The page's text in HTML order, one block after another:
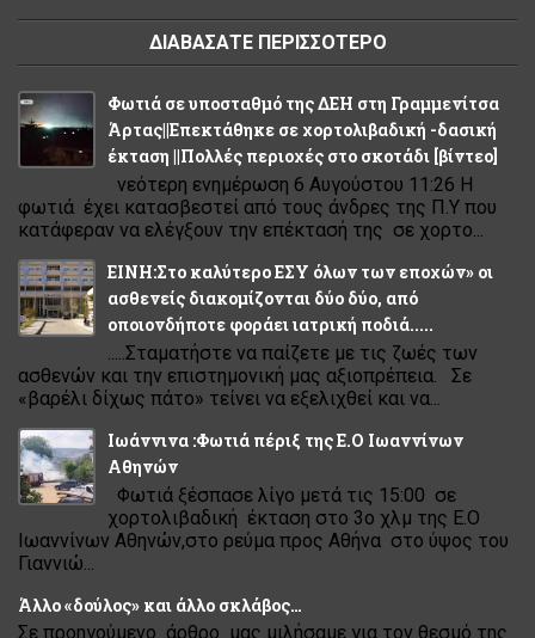
ΔΙΑΒΑΣΑΤΕ ΠΕΡΙΣΣΟΤΕΡΟ
Φωτιά σε υποσταθμό της ΔΕΗ στη Γραμμενίτσα
Άρτας||Επεκτάθηκε σε χορτολιβαδική -δασική
έκταση ||Πολλές περιοχές στο σκοτάδι [βίντεο]
νεότερη ενημέρωση 6 Αυγούστου 11:26 Η
φωτιά έχει κατασβεστεί από τους άνδρες της Π.Υ που
κατάφεραν να ελέγξουν την επέκτασή της σε χορτο...
ΕΙΝΗ:Στο καλύτερο ΕΣΥ όλων των εποχών» οι
ασθενείς διακομίζονται δύο δύο, από
οποιονδήποτε φοράει ιατρική ποδιά.....
.....Σταματήστε να παίζετε με τις ζωές των
ασθενών και την επιστημονική μας αξιοπρέπεια. Σε
«βαρέλι δίχως πάτο» τείνει να εξελιχθεί και να...
Ιωάννινα :Φωτιά πέριξ της Ε.Ο Ιωαννίνων
Αθηνών
Φωτιά ξέσπασε λίγο μετά τις 15:00 σε
χορτολιβαδική έκταση στο 3ο χλμ της Ε.Ο
Ιωαννίνων Αθηνών,στο ρεύμα προς Αθήνα στο ύψος του
Γιαννιώ...
Άλλο «δούλος» και άλλο σκλάβος…
Σε προηγούμενο άρθρο μας μιλήσαμε για τον θεσμό της